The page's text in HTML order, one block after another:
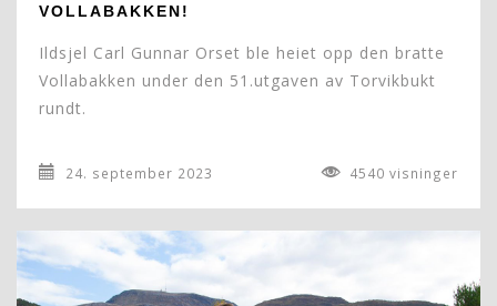
VOLLABAKKEN!
Ildsjel Carl Gunnar Orset ble heiet opp den bratte
Vollabakken under den 51.utgaven av Torvikbukt
rundt.
24. september 2023 4540 visninger